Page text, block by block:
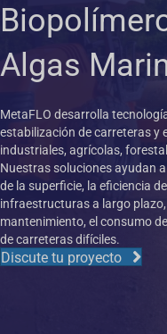
Algas
MetaFLO desarrolla
estabilización de carreteras y
industriales, agrícolas,
Nuestras soluciones ayudan
de la superficie, la eficiencia
infraestructuras a largo
mantenimiento, el consumo
de carreteras difíciles.
Discute tu proyecto